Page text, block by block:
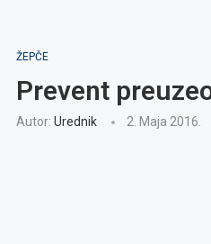
ŽEPČE
Prevent
Autor: Urednik 2. Maja 2016.